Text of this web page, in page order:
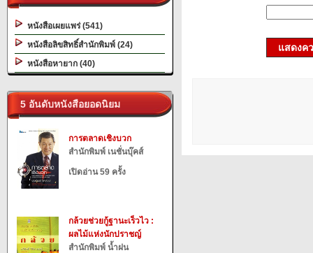
หนังสือเผยแพร่ (541)
หนังสือลิขสิทธิ์สำนักพิมพ์ (24)
หนังสือหายาก (40)
5 อันดับหนังสือยอดนิยม
การตลาดเชิงบวก
สำนักพิมพ์ เนชั่นบุ๊คส์
เปิดอ่าน 59 ครั้ง
กล้วยช่วยกู้ฐานะเร็วไว :
ผลไม้แห่งนักปราชญ์
สำนักพิมพ์ น้ำฝน
แสดงค